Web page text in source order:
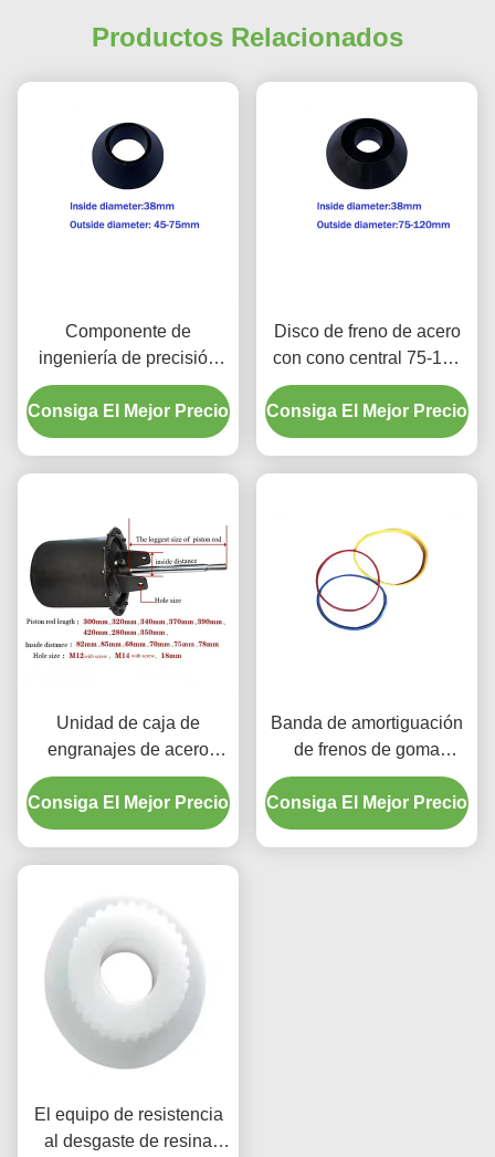
Productos Relacionados
Componente de
ingeniería de precisión
Torno de freno Cono de
centro de 38 mm de
diámetro interno
Consiga El Mejor Precio
Disco de freno de acero
con cono central 75-120
mm de diámetro exterior
Consiga El Mejor Precio
Unidad de caja de
engranajes de acero
inoxidable a prueba de
polvo para el cambiador
de neumáticos
Consiga El Mejor Precio
Banda de amortiguación
de frenos de goma
resistente a la corrosión
Consiga El Mejor Precio
El equipo de resistencia
al desgaste de resina